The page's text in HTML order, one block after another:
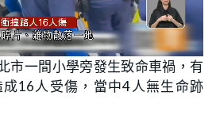
L
o
a
d
e
d
市一間小學旁發生致命車禍，有
16人受傷，當中4人無生命跡